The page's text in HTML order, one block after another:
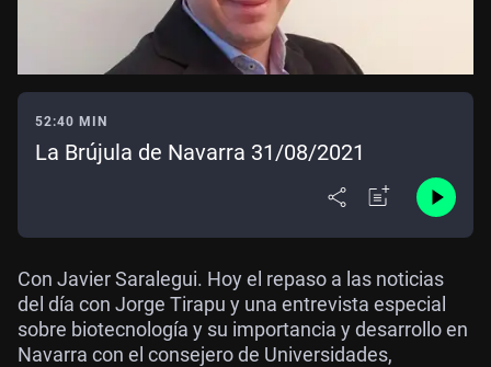
52:40 MIN
La Brújula de Navarra 31/08/2021
Con Javier Saralegui. Hoy el repaso a las noticias
del día con Jorge Tirapu y una entrevista especial
sobre biotecnología y su importancia y desarrollo en
Navarra con el consejero de Universidades,